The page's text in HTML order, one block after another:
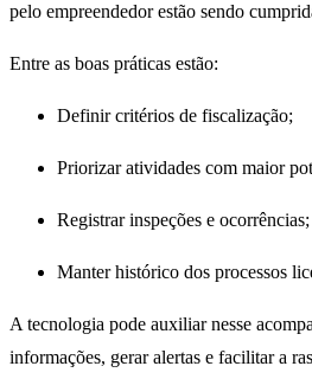
pelo empreendedor estão sendo
Entre as boas práticas estão:
Definir critérios de fiscalização;
Priorizar atividades com maior
Registrar inspeções e ocorrências;
Manter histórico dos processos
A tecnologia pode auxiliar nesse
informações, gerar alertas e facilitar a